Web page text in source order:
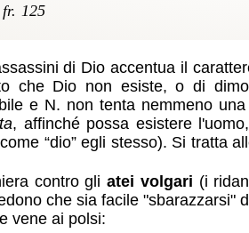
di Dio accentua il
che Dio non esiste, o di
e N. non tenta nemmeno
, affinché possa esistere
“dio” egli stesso). Si tratta
contro gliatei volgari (i
che sia facile "sbarazzarsi"
vene ai polsi: